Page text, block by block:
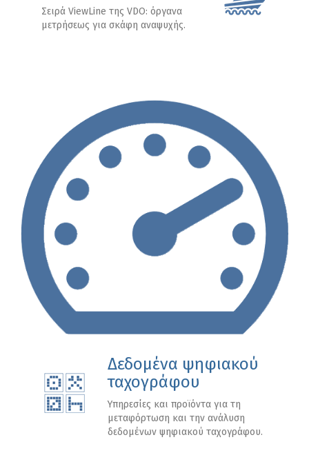
Σειρά ViewLine της VDO: όργανα
μετρήσεως για σκάφη αναψυχής.
Δεδομένα ψηφιακού
ταχογράφου
Υπηρεσίες και προϊόντα για τη
μεταφόρτωση και την ανάλυση
δεδομένων ψηφιακού ταχογράφου.